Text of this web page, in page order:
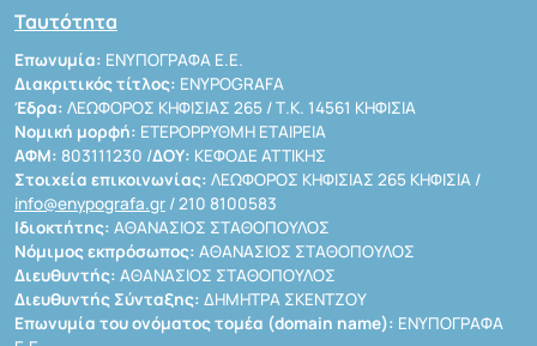
Ταυτότητα
Επωνυμία: ΕΝΥΠΟΓΡΑΦΑ Ε.Ε.
Διακριτικός τίτλος: ENYPOGRAFA
Έδρα: ΛΕΩΦΟΡΟΣ ΚΗΦΙΣΙΑΣ 265 / Τ.Κ. 14561 ΚΗΦΙΣΙΑ
Νομική μορφή: ΕΤΕΡΟΡΡΥΘΜΗ ΕΤΑΙΡΕΙΑ
ΑΦΜ: 803111230 /ΔΟΥ: ΚΕΦΟΔΕ ΑΤΤΙΚΗΣ
Στοιχεία επικοινωνίας: ΛΕΩΦΟΡΟΣ ΚΗΦΙΣΙΑΣ 265 ΚΗΦΙΣΙΑ /
info@enypografa.gr / 210 8100583
Ιδιοκτήτης: ΑΘΑΝΑΣΙΟΣ ΣΤΑΘΟΠΟΥΛΟΣ
Νόμιμος εκπρόσωπος: ΑΘΑΝΑΣΙΟΣ ΣΤΑΘΟΠΟΥΛΟΣ
Διευθυντής: ΑΘΑΝΑΣΙΟΣ ΣΤΑΘΟΠΟΥΛΟΣ
Διευθυντής Σύνταξης: ΔΗΜΗΤΡΑ ΣΚΕΝΤΖΟΥ
Επωνυμία του ονόματος τομέα (domain name): ΕΝΥΠΟΓΡΑΦΑ